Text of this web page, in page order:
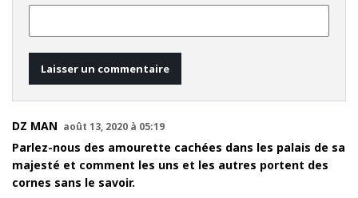
DZ MAN août 13, 2020 à 05:19
Parlez-nous des amourette cachées dans les palais de sa
majesté et comment les uns et les autres portent des
cornes sans le savoir.